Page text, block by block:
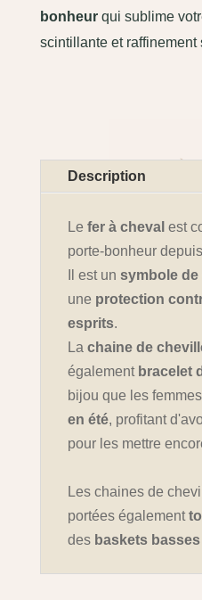
bonheurqui sublime
scintillante et
Description
Le fer à cheval est
porte-bonheur
Il est un symbole de
une protection
esprits.
La chaine de
également bracelet
bijou que les
en été, profitant
pour les mettre
Les chaines de
portées également
des baskets